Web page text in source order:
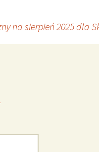
na sierpień 2025 dla